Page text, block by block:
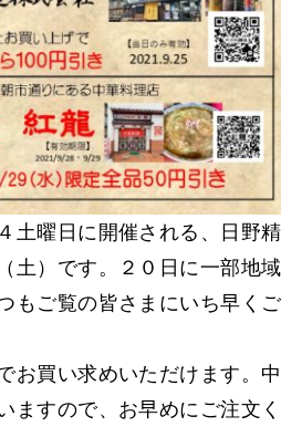
土曜日に開催される、日野精
土）です。２０日に一部地域
もご覧の皆さまにいち早くご
お買い求めいただけます。中
ますので、お早めにご注文く